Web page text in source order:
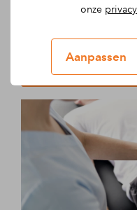
onze
Aanpassen
van Health &
Afspraak maken